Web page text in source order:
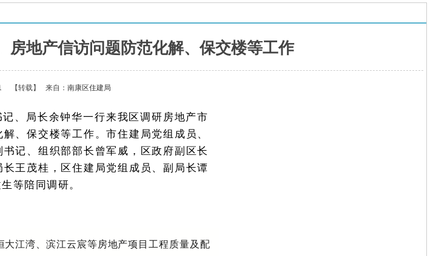
房地产信访问题防范化解、保交楼等工作
【转载】 来自： 南康区住建局
、局长余钟华一行来我区调研房地产市
、保交楼等工作。市住建局党组成员、
记、组织部部长曾军威，区政府副区长
王茂桂，区住建局党组成员、副局长谭
等陪同调研。
江湾、滨江云宸等房地产项目工程质量及配